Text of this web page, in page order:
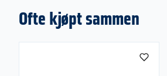
Ofte kjøpt sammen